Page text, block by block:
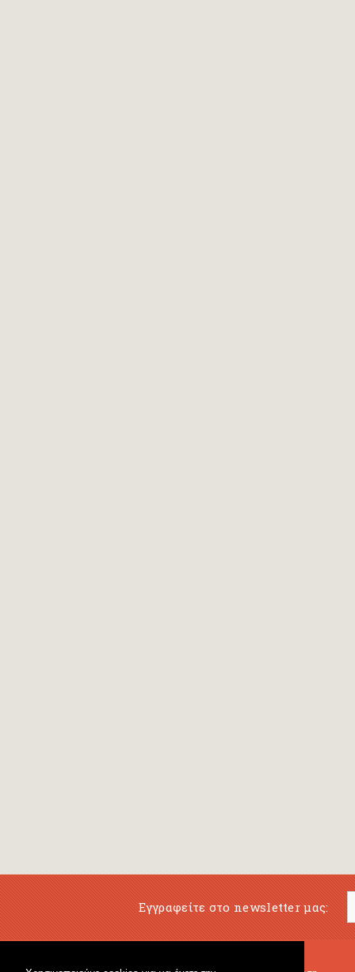
Εγγραφείτε στο newsletter μας: